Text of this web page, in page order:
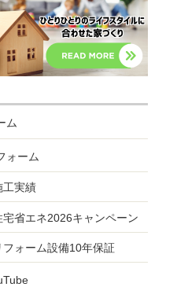
ム
ォーム
工実績
宅省エネ2026キャンペーン
フォーム設備10年保証